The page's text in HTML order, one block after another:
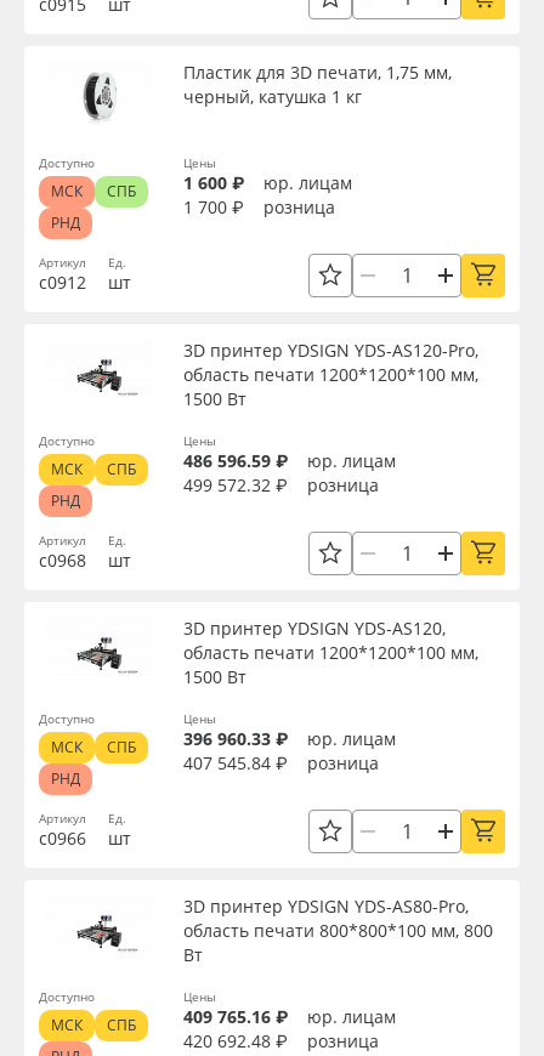
Артикул
с0912
Пластик для 3D печати, 1,75 мм,
черный, катушка 1 кг
Ед.
шт
Цены
1 600 ₽
юр. лицам
1 700 ₽
розница
Доступно
МСК
СПБ
РНД
Артикул
с0968
3D принтер YDSIGN YDS-AS120-Pro,
область печати 1200*1200*100 мм,
1500 Вт
Ед.
шт
Цены
486 596.59 ₽
юр. лицам
499 572.32 ₽
розница
Доступно
МСК
СПБ
РНД
Артикул
с0966
3D принтер YDSIGN YDS-AS120,
область печати 1200*1200*100 мм,
1500 Вт
Ед.
шт
Цены
396 960.33 ₽
юр. лицам
407 545.84 ₽
розница
Доступно
МСК
СПБ
РНД
3D принтер YDSIGN YDS-AS80-Pro,
область печати 800*800*100 мм, 800
Вт
Цены
409 765.16 ₽
юр. лицам
420 692.48 ₽
розница
Доступно
МСК
СПБ